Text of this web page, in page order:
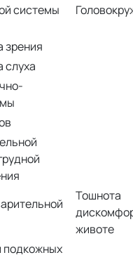
системы
зрения
слуха
Тошнота
животе
подкожных